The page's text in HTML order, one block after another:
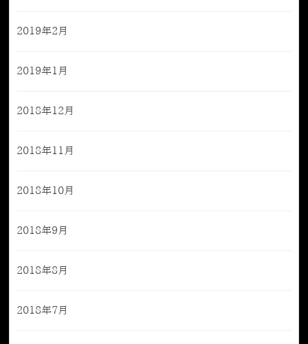
2019年2月
2019年1月
2018年12月
2018年11月
2018年10月
2018年9月
2018年8月
2018年7月